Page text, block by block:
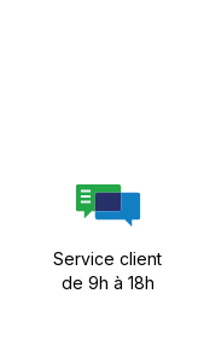
Service client
de 9h à 18h